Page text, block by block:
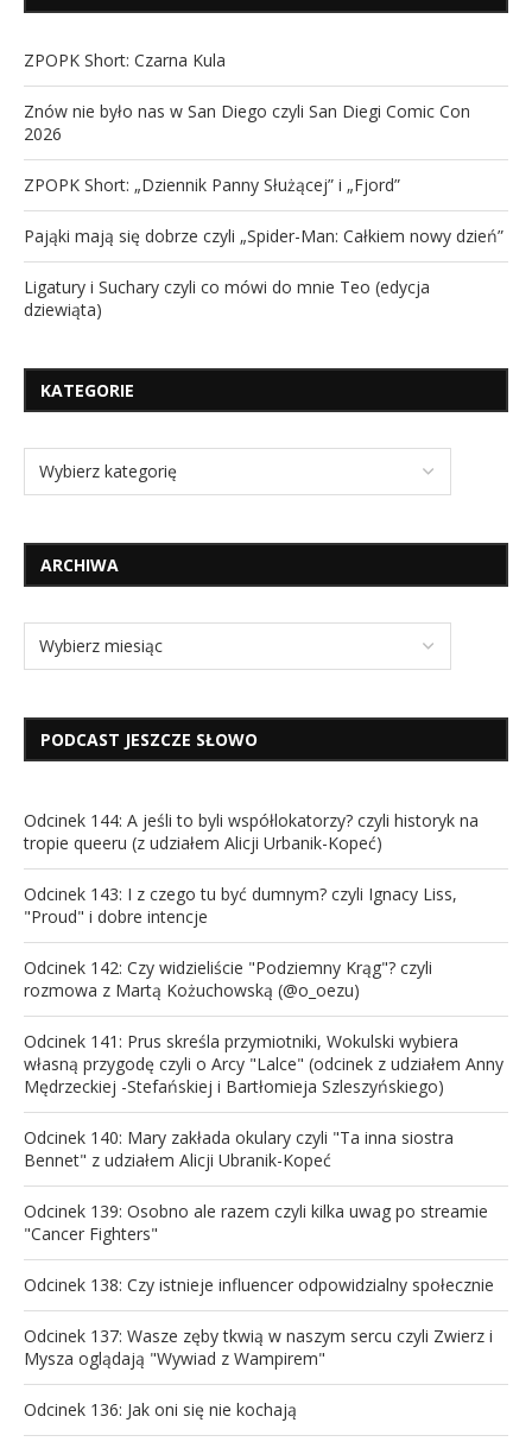
ZPOPK Short: Czarna Kula
Znów nie było nas w San Diego czyli San Diegi Comic Con
2026
ZPOPK Short: „Dziennik Panny Służącej” i „Fjord”
Pająki mają się dobrze czyli „Spider-Man: Całkiem nowy dzień”
Ligatury i Suchary czyli co mówi do mnie Teo (edycja
dziewiąta)
KATEGORIE
ARCHIWA
PODCAST JESZCZE SŁOWO
Odcinek 144: A jeśli to byli współlokatorzy? czyli historyk na
tropie queeru (z udziałem Alicji Urbanik-Kopeć)
Odcinek 143: I z czego tu być dumnym? czyli Ignacy Liss,
"Proud" i dobre intencje
Odcinek 142: Czy widzieliście "Podziemny Krąg"? czyli
rozmowa z Martą Kożuchowską (@o_oezu)
Odcinek 141: Prus skreśla przymiotniki, Wokulski wybiera
własną przygodę czyli o Arcy "Lalce" (odcinek z udziałem Anny
Mędrzeckiej -Stefańskiej i Bartłomieja Szleszyńskiego)
Odcinek 140: Mary zakłada okulary czyli "Ta inna siostra
Bennet" z udziałem Alicji Ubranik-Kopeć
Odcinek 139: Osobno ale razem czyli kilka uwag po streamie
"Cancer Fighters"
Odcinek 138: Czy istnieje influencer odpowidzialny społecznie
Odcinek 137: Wasze zęby tkwią w naszym sercu czyli Zwierz i
Mysza oglądają "Wywiad z Wampirem"
Odcinek 136: Jak oni się nie kochają